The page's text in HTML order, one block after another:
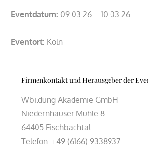
Eventdatum: 09.03.26 – 10.03.26
Eventort: Köln
Firmenkontakt und Herausgeber der
Wbildung Akademie GmbH
Niedernhäuser Mühle 8
64405 Fischbachtal
Telefon: +49 (6166) 9338937